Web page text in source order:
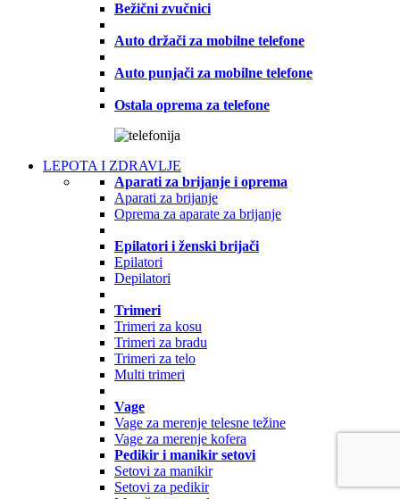
Bežični zvučnici
Auto držači za mobilne telefone
Auto punjači za mobilne telefone
Ostala oprema za telefone
LEPOTA I ZDRAVLJE
Aparati za brijanje i oprema
Aparati za brijanje
Oprema za aparate za brijanje
Epilatori i ženski brijači
Epilatori
Depilatori
Trimeri
Trimeri za kosu
Trimeri za bradu
Trimeri za telo
Multi trimeri
Vage
Vage za merenje telesne težine
Vage za merenje kofera
Pedikir i manikir setovi
Setovi za manikir
Setovi za pedikir